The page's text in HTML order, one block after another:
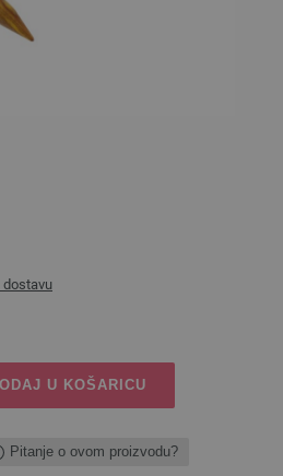
dostavu
U KOŠARICU
Pitanje o ovom proizvodu?